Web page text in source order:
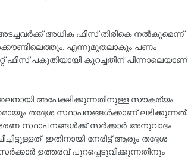
അധിക ഫീസ് തിരികെ നല്‍കുമെന്ന്
എന്നുമുതലാകും പണം
ഫീസ് പകുതിയായി കുറച്ചതിന് പിന്നാലെയാണ്
അപേക്ഷിക്കുന്നതിനുള്ള സൗകര്യം
തദ്ദേശ സ്ഥാപനങ്ങള്‍ക്കാണ് ലഭിക്കുന്നത്.
സ്ഥാപനങ്ങള്‍ക്ക് സര്‍ക്കാര്‍ അനുവാദം
ഇതിനായി നേരിട്ട് ആരും തദ്ദേശ
ഉത്തരവ് പുറപ്പെടുവിക്കുന്നതിനും